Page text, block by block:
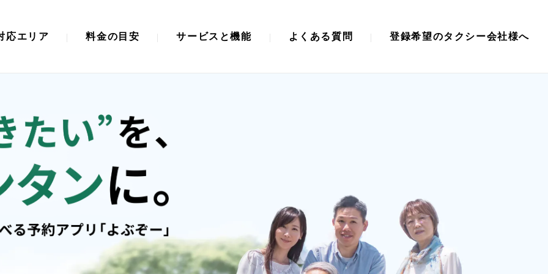
応エリア 料金の目安 サービスと機能 よくある質問 登録希望のタクシー会社様へ